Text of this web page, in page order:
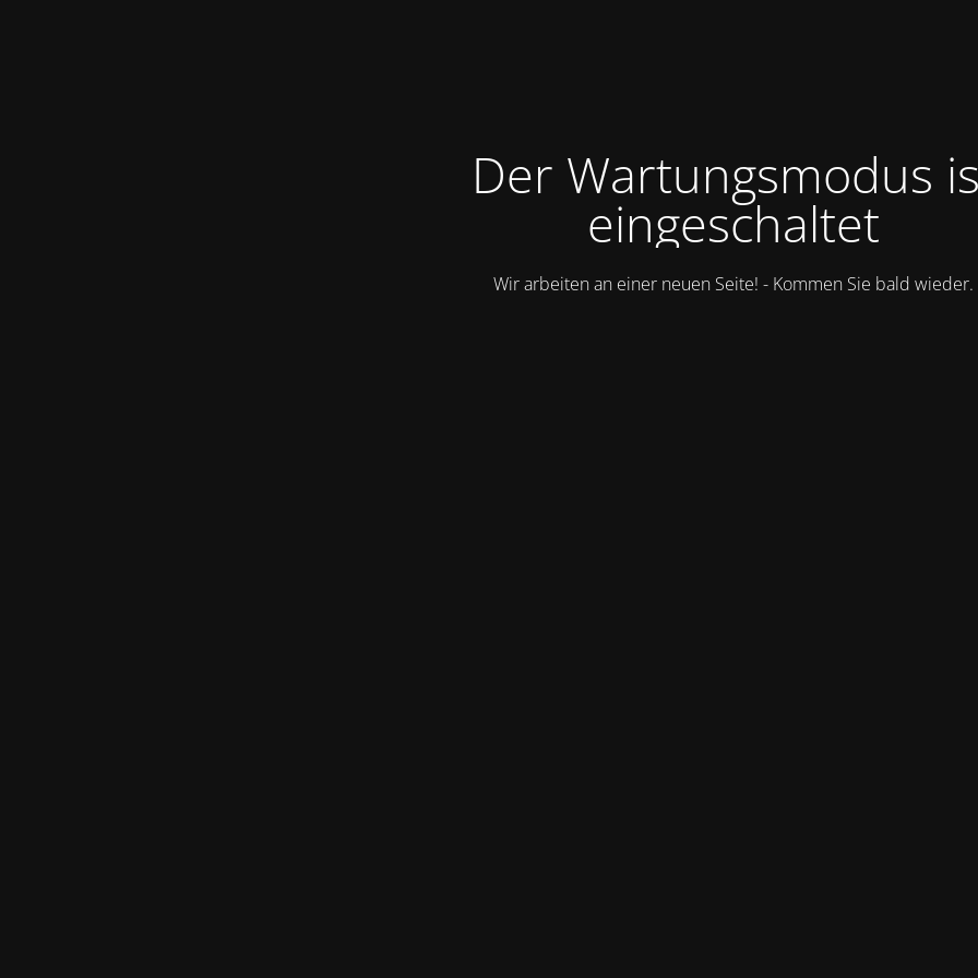
Der Wartungsmodus
eingeschaltet
Wir arbeiten an einer neuen Seite! - Kommen Sie bald wieder.